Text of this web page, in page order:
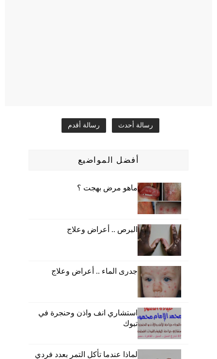
رسالة أحدث رسالة أقدم
أفضل المواضيع
ماهو مرض بهجت ؟
البرص .. أعراض وعلاج
جدرى الماء .. أعراض وعلاج
استشاري انف واذن وحنجرة في
تبوك
لماذا عندما تأكل التمر بعدد فردي